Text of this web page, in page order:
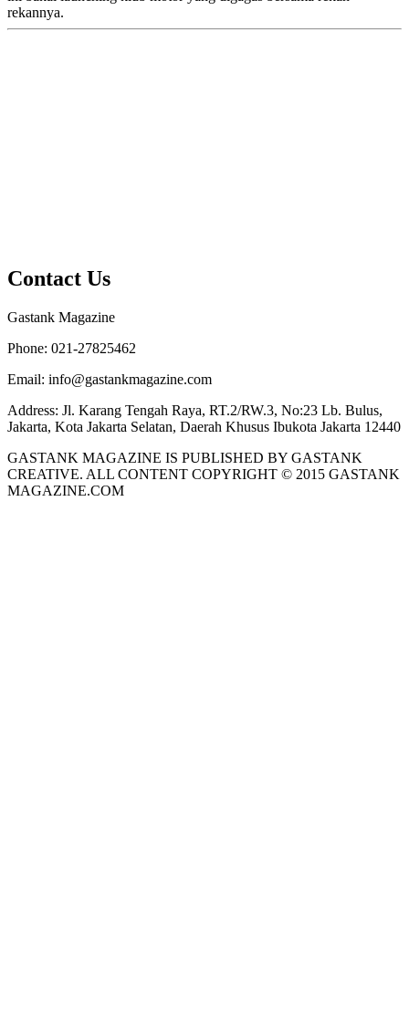
rekannya.
Contact Us
Gastank Magazine
Phone: 021-27825462
Email: info@gastankmagazine.com
Address: Jl. Karang Tengah Raya, RT.2/RW.3, No:23 Lb. Bulus,
Jakarta, Kota Jakarta Selatan, Daerah Khusus Ibukota Jakarta 12440
GASTANK MAGAZINE IS PUBLISHED BY GASTANK
CREATIVE. ALL CONTENT COPYRIGHT © 2015 GASTANK
MAGAZINE.COM